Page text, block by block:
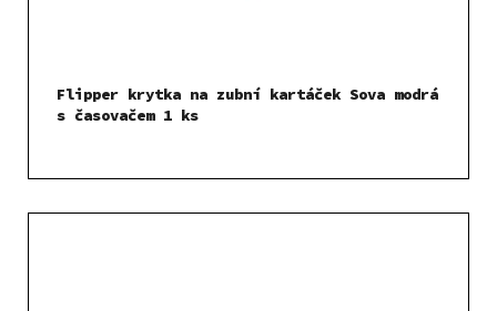
Flipper krytka na zubní kartáček Sova modrá
s časovačem 1 ks